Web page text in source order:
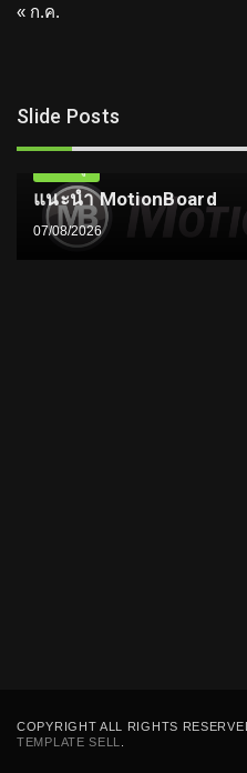
« ก.ค.
Slide Posts
แนะนำ MotionBoard
07/08/2026
COPYRIGHT ALL RIGHTS
TEMPLATE SELL